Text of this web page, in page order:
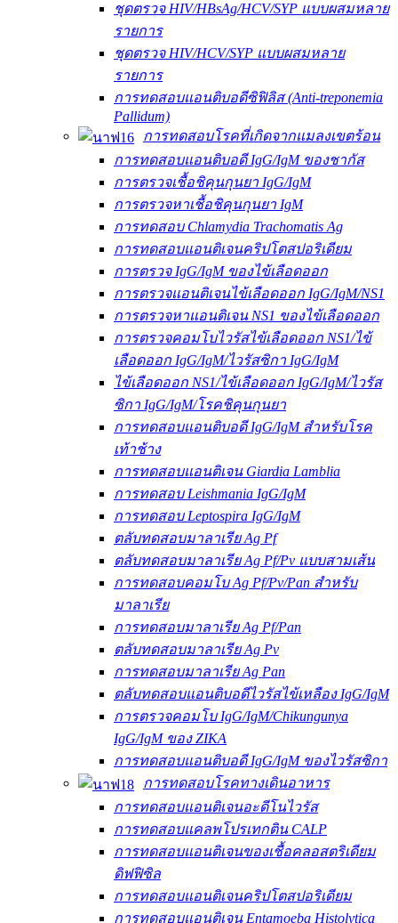
ชุดตรวจ HIV/HBsAg/HCV/SYP แบบผสมหลาย
รายการ
ชุดตรวจ HIV/HCV/SYP แบบผสมหลาย
รายการ
การทดสอบแอนติบอดีซิฟิลิส (Anti-treponemia
Pallidum)
การทดสอบโรคที่เกิดจากแมลงเขตร้อน
การทดสอบแอนติบอดี IgG/IgM ของชากัส
การตรวจเชื้อชิคุนกุนยา IgG/IgM
การตรวจหาเชื้อชิคุนกุนยา IgM
การทดสอบ Chlamydia Trachomatis Ag
การทดสอบแอนติเจนคริปโตสปอริเดียม
การตรวจ IgG/IgM ของไข้เลือดออก
การตรวจแอนติเจนไข้เลือดออก IgG/IgM/NS1
การตรวจหาแอนติเจน NS1 ของไข้เลือดออก
การตรวจคอมโบไวรัสไข้เลือดออก NS1/ไข้
เลือดออก IgG/IgM/ไวรัสซิกา IgG/IgM
ไข้เลือดออก NS1/ไข้เลือดออก IgG/IgM/ไวรัส
ซิกา IgG/IgM/โรคชิคุนกุนยา
การทดสอบแอนติบอดี IgG/IgM สำหรับโรค
เท้าช้าง
การทดสอบแอนติเจน Giardia Lamblia
การทดสอบ Leishmania IgG/IgM
การทดสอบ Leptospira IgG/IgM
ตลับทดสอบมาลาเรีย Ag Pf
ตลับทดสอบมาลาเรีย Ag Pf/Pv แบบสามเส้น
การทดสอบคอมโบ Ag Pf/Pv/Pan สำหรับ
มาลาเรีย
การทดสอบมาลาเรีย Ag Pf/Pan
ตลับทดสอบมาลาเรีย Ag Pv
การทดสอบมาลาเรีย Ag Pan
ตลับทดสอบแอนติบอดีไวรัสไข้เหลือง IgG/IgM
การตรวจคอมโบ IgG/IgM/Chikungunya
IgG/IgM ของ ZIKA
การทดสอบแอนติบอดี IgG/IgM ของไวรัสซิกา
การทดสอบโรคทางเดินอาหาร
การทดสอบแอนติเจนอะดีโนไวรัส
การทดสอบแคลพโปรเทกติน CALP
การทดสอบแอนติเจนของเชื้อคลอสตริเดียม
ดิฟฟิซิล
การทดสอบแอนติเจนคริปโตสปอริเดียม
การทดสอบแอนติเจน Entamoeba Histolytica